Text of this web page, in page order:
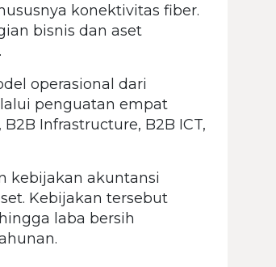
konektivitas fiber.
bisnis dan aset
operasional dari
penguatan empat
Infrastructure, B2B ICT,
kebijakan akuntansi
Kebijakan tersebut
laba bersih